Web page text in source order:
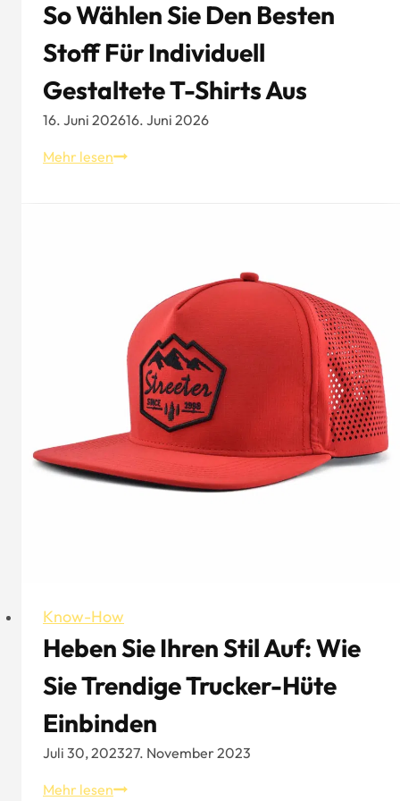
So Wählen Sie Den Besten
Stoff Für Individuell
Gestaltete T-Shirts Aus
16. Juni 202616. Juni 2026
Mehr lesenSo
individuell
gestaltete
T-
Shirts
aus
Know-How
Heben Sie Ihren Stil Auf: Wie
Sie Trendige Trucker-Hüte
Einbinden
Juli 30, 202327. November 2023
Mehr lesenHeben